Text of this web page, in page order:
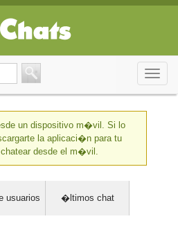
Toggle
un dispositivo m�vil. Si lo
la aplicaci�n para tu
desde el m�vil.
usuarios �ltimos chat